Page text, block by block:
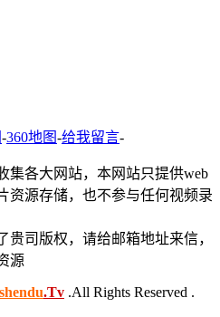
-360地图-给我留言-
集各大网站，本网站只提供web
资源存储，也不参与任何视频录
司版权，请给邮箱地址来信，
源
shendu.Tv .All Rights Reserved .